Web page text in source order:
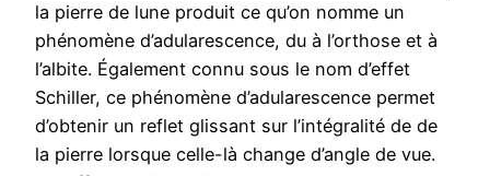
la pierre de lune produit ce qu’on nomme un
phénomène d’adularescence, du à l’orthose et à
l’albite. Également connu sous le nom d’effet
Schiller, ce phénomène d’adularescence permet
d’obtenir un reflet glissant sur l’intégralité de de
la pierre lorsque celle-là change d’angle de vue.